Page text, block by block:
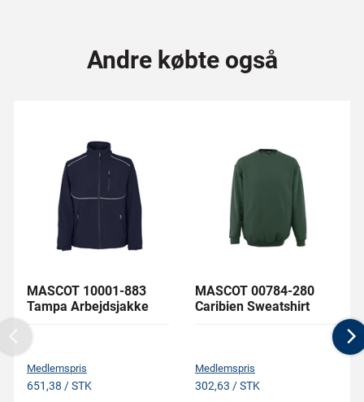
Andre købte også
MASCOT 10001-883
Tampa Arbejdsjakke
Medlemspris
651,38 / STK
MASCOT 00784-280
Caribien Sweatshirt
Medlemspris
302,63 / STK
Previous